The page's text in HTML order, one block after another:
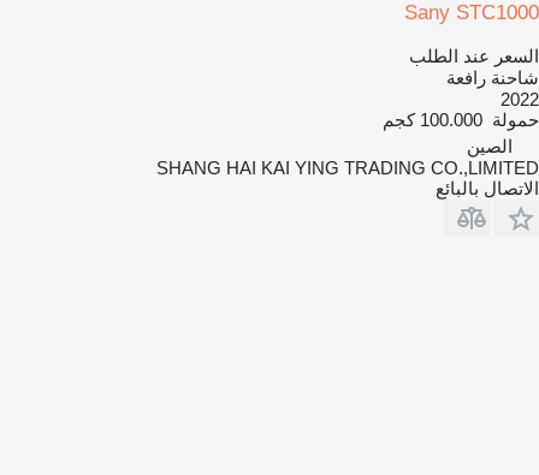
Sany STC1000
السعر عند الطلب
شاحنة رافعة
2022
حمولة 100.000 كجم
الصين
SHANG HAI KAI YING TRADING CO.,LIMITED
الاتصال بالبائع